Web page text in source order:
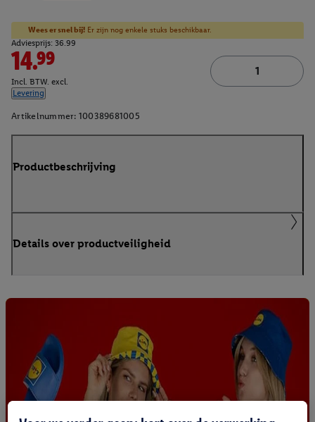
Wees er snel bij! Er zijn nog enkele stuks beschikbaar.
Adviesprijs: 36.99
14.99
Incl. BTW. excl.
Levering
Artikelnummer: 100389681005
Productbeschrijving
Details over productveiligheid